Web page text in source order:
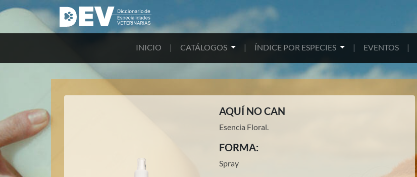
INICIO | CATÁLOGOS | ÍNDICE POR ESPECIES | EVENTOS |
AQUÍ NO CAN
Esencia Floral.
FORMA:
Spray